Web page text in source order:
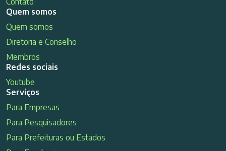
Quem somos
Quem somos
Diretoria e Conselho
Membros
Redes sociais
Youtube
Serviços
Para Empresas
Para Pesquisadores
Para Prefeituras ou Estados